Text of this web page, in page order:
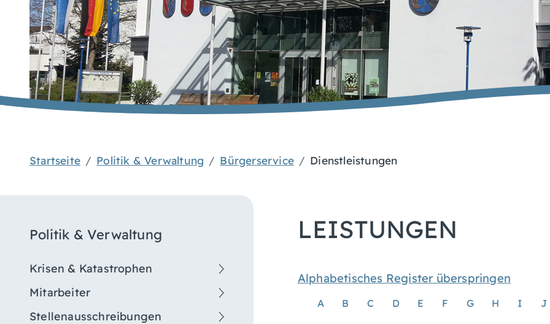
Startseite Politik & Verwaltung Bürgerservice Dienstleistungen
Politik & Verwaltung
Krisen & Katastrophen
Mitarbeiter
Stellenausschreibungen
LEISTUNGEN
Alphabetisches Register überspringen
A B C D E F G H I J